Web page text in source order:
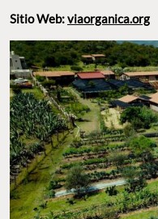
VÍA ORGÁNICA ES UN RANCHO